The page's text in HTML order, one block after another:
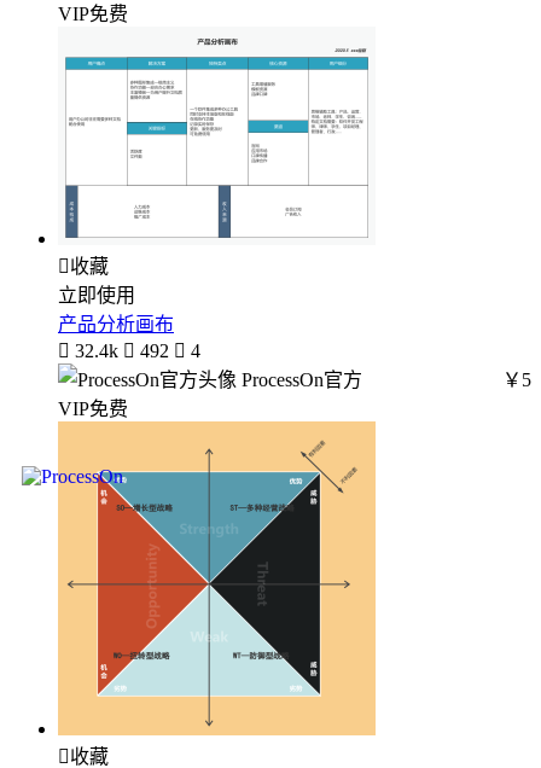
VIP免费
收藏
立即使用
产品分析画布
 32.4k  492  4
ProcessOn官方
￥5
VIP免费
收藏